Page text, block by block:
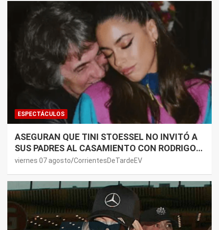
ESPECTÁCULOS
ASEGURAN QUE TINI STOESSEL NO INVITÓ A
SUS PADRES AL CASAMIENTO CON RODRIGO
DE PAUL: LOS MOTIVOS
viernes 07 agosto CorrientesDeTardeEV